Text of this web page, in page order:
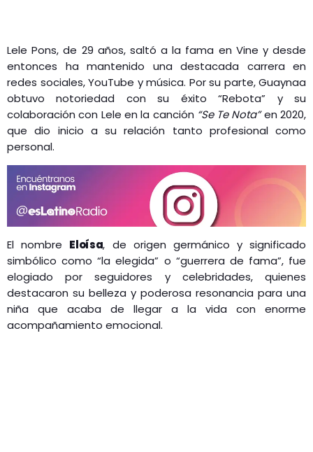
Lele Pons, de 29 años, saltó a la fama en Vine y desde
entonces ha mantenido una destacada carrera en
redes sociales, YouTube y música. Por su parte, Guaynaa
obtuvo notoriedad con su éxito “Rebota” y su
colaboración con Lele en la canción “Se Te Nota”en 2020,
que dio inicio a su relación tanto profesional como
personal.
El nombre Eloísa, de origen germánico y significado
simbólico como “la elegida” o “guerrera de fama”, fue
elogiado por seguidores y celebridades, quienes
destacaron su belleza y poderosa resonancia para una
niña que acaba de llegar a la vida con enorme
acompañamiento emocional.